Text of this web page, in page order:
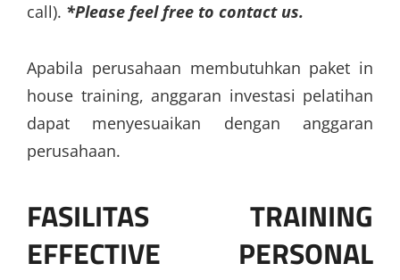
call). *Please feel free to contact us.
Apabila perusahaan membutuhkan paket in
house training, anggaran investasi pelatihan
dapat menyesuaikan dengan anggaran
perusahaan.
FASILITAS TRAINING
EFFECTIVE PERSONAL